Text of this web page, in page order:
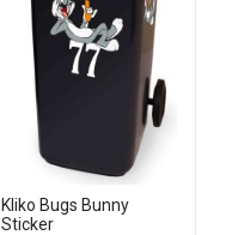
Kliko Bugs Bunny
Sticker